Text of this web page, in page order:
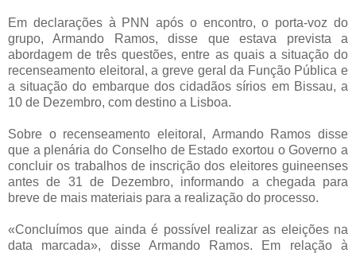
Em declarações à PNN após o encontro, o porta-voz do
grupo, Armando Ramos, disse que estava prevista a
abordagem de três questões, entre as quais a situação do
recenseamento eleitoral, a greve geral da Função Pública e
a situação do embarque dos cidadãos sírios em Bissau, a
10 de Dezembro, com destino a Lisboa.
Sobre o recenseamento eleitoral, Armando Ramos disse
que a plenária do Conselho de Estado exortou o Governo a
concluir os trabalhos de inscrição dos eleitores guineenses
antes de 31 de Dezembro, informando a chegada para
breve de mais materiais para a realização do processo.
«Concluímos que ainda é possível realizar as eleições na
data marcada», disse Armando Ramos. Em relação à